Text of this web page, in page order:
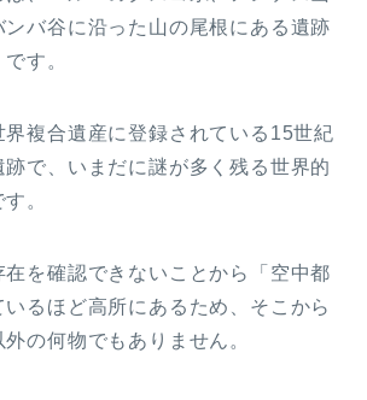
ンバ谷に沿った山の尾根にある遺跡
す。
界複合遺産に登録されている15世紀
で、いまだに謎が多く残る世界的
。
を確認できないことから「空中都
るほど高所にあるため、そこから
の何物でもありません。